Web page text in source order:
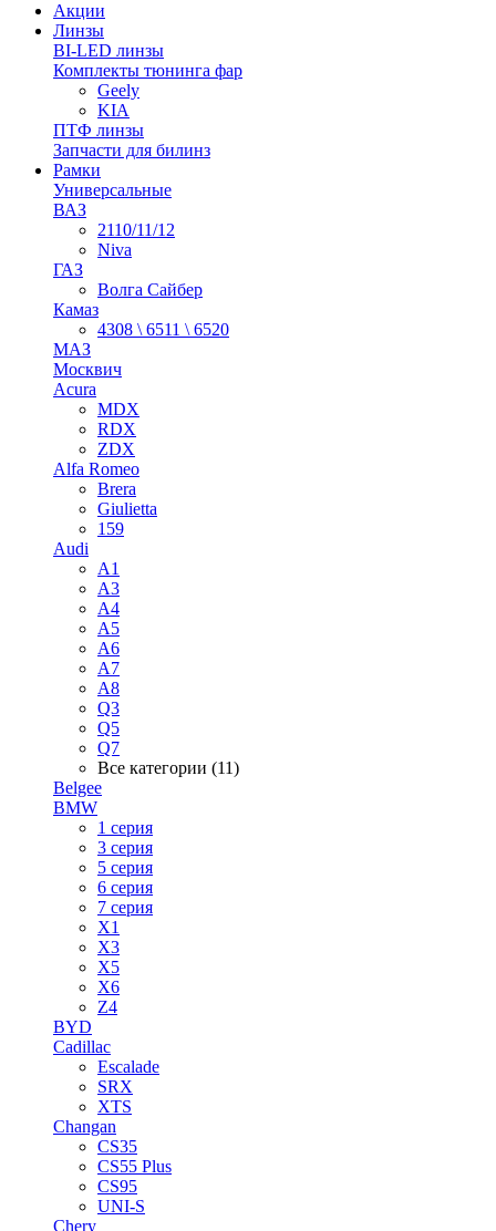
Акции
Линзы
BI-LED линзы
Комплекты тюнинга фар
Geely
KIA
ПТФ линзы
Запчасти для билинз
Рамки
Универсальные
ВАЗ
2110/11/12
Niva
ГАЗ
Волга Сайбер
Камаз
4308 \ 6511 \ 6520
МАЗ
Москвич
Acura
MDX
RDX
ZDX
Alfa Romeo
Brera
Giulietta
159
Audi
A1
A3
A4
A5
A6
A7
A8
Q3
Q5
Q7
Все категории (11)
Belgee
BMW
1 серия
3 серия
5 серия
6 серия
7 серия
X1
X3
X5
X6
Z4
BYD
Cadillac
Escalade
SRX
XTS
Changan
CS35
CS55 Plus
CS95
UNI-S
Chery